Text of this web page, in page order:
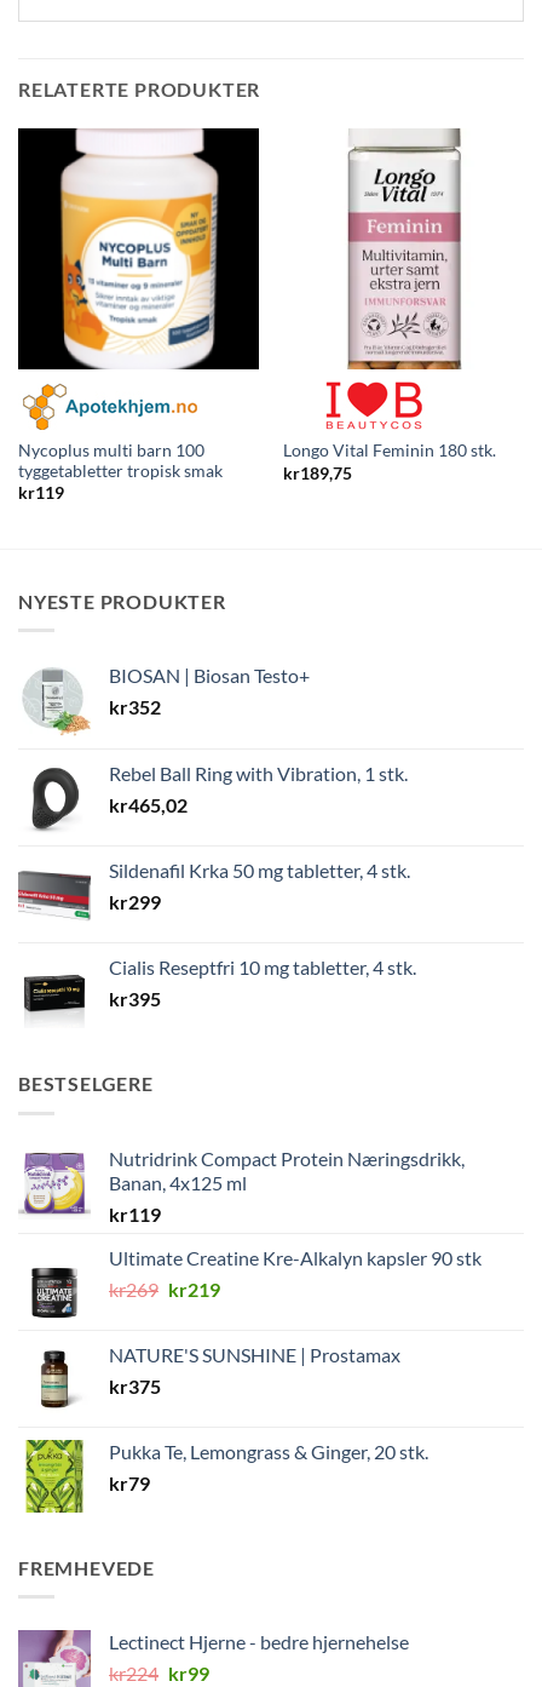
RELATERTE PRODUKTER
Nycoplus multi barn 100
tyggetabletter tropisk smak
kr119
Longo Vital Feminin 180 stk.
kr189,75
NYESTE PRODUKTER
BIOSAN | Biosan Testo+
kr352
Rebel Ball Ring with Vibration, 1 stk.
kr465,02
Sildenafil Krka 50 mg tabletter, 4 stk.
kr299
Cialis Reseptfri 10 mg tabletter, 4 stk.
kr395
BESTSELGERE
Nutridrink Compact Protein Næringsdrikk,
Banan, 4x125 ml
kr119
Ultimate Creatine Kre-Alkalyn kapsler 90 stk
kr269 Opprinnelig
kr269.
kr219Nåværende
kr219.
NATURE'S SUNSHINE | Prostamax
kr375
Pukka Te, Lemongrass & Ginger, 20 stk.
kr79
FREMHEVEDE
Lectinect Hjerne - bedre hjernehelse
kr224 Opprinnelig
kr99Nåværende